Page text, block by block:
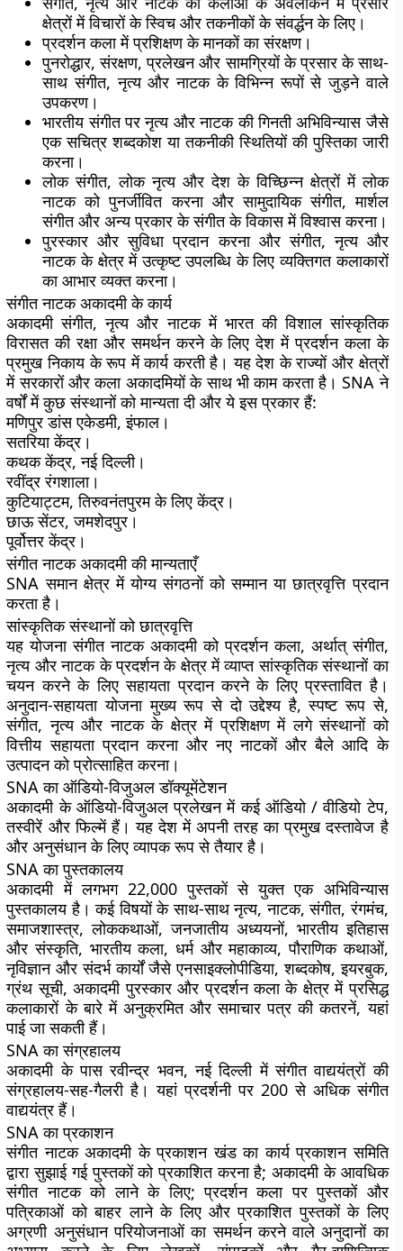
क्षेत्रों में विचारों के स्विच और तकनीकों के संवर्द्धन के लिए।
प्रदर्शन कला में प्रशिक्षण के मानकों का संरक्षण।
पुनरोद्धार, संरक्षण, प्रलेखन और सामग्रियों के प्रसार के साथ-
साथ संगीत, नृत्य और नाटक के विभिन्न रूपों से जुड़ने वाले
उपकरण।
भारतीय संगीत पर नृत्य और नाटक की गिनती अभिविन्यास जैसे
एक सचित्र शब्दकोश या तकनीकी स्थितियों की पुस्तिका जारी
करना।
लोक संगीत, लोक नृत्य और देश के विच्छिन्न क्षेत्रों में लोक
नाटक को पुनर्जीवित करना और सामुदायिक संगीत, मार्शल
संगीत और अन्य प्रकार के संगीत के विकास में विश्वास करना।
पुरस्कार और सुविधा प्रदान करना और संगीत, नृत्य और
नाटक के क्षेत्र में उत्कृष्ट उपलब्धि के लिए व्यक्तिगत कलाकारों
का आभार व्यक्त करना।
संगीत नाटक अकादमी के कार्य
अकादमी संगीत, नृत्य और नाटक में भारत की विशाल सांस्कृतिक
विरासत की रक्षा और समर्थन करने के लिए देश में प्रदर्शन कला के
प्रमुख निकाय के रूप में कार्य करती है। यह देश के राज्यों और क्षेत्रों
में सरकारों और कला अकादमियों के साथ भी काम करता है। SNA ने
वर्षों में कुछ संस्थानों को मान्यता दी और ये इस प्रकार हैं:
मणिपुर डांस एकेडमी, इंफाल।
सतरिया केंद्र।
कथक केंद्र, नई दिल्ली।
रवींद्र रंगशाला।
कुटियाट्टम, तिरुवनंतपुरम के लिए केंद्र।
छाऊ सेंटर, जमशेदपुर।
पूर्वोत्तर केंद्र।
संगीत नाटक अकादमी की मान्यताएँ
SNA समान क्षेत्र में योग्य संगठनों को सम्मान या छात्रवृत्ति प्रदान
करता है।
सांस्कृतिक संस्थानों को छात्रवृत्ति
यह योजना संगीत नाटक अकादमी को प्रदर्शन कला, अर्थात् संगीत,
नृत्य और नाटक के प्रदर्शन के क्षेत्र में व्याप्त सांस्कृतिक संस्थानों का
चयन करने के लिए सहायता प्रदान करने के लिए प्रस्तावित है।
अनुदान-सहायता योजना मुख्य रूप से दो उद्देश्य है, स्पष्ट रूप से,
संगीत, नृत्य और नाटक के क्षेत्र में प्रशिक्षण में लगे संस्थानों को
वित्तीय सहायता प्रदान करना और नए नाटकों और बैले आदि के
उत्पादन को प्रोत्साहित करना।
SNA का ऑडियो-विजुअल डॉक्यूमेंटेशन
अकादमी के ऑडियो-विजुअल प्रलेखन में कई ऑडियो / वीडियो टेप,
तस्वीरें और फिल्में हैं। यह देश में अपनी तरह का प्रमुख दस्तावेज है
और अनुसंधान के लिए व्यापक रूप से तैयार है।
SNA का पुस्तकालय
अकादमी में लगभग 22,000 पुस्तकों से युक्त एक अभिविन्यास
पुस्तकालय है। कई विषयों के साथ-साथ नृत्य, नाटक, संगीत, रंगमंच,
समाजशास्त्र, लोककथाओं, जनजातीय अध्ययनों, भारतीय इतिहास
और संस्कृति, भारतीय कला, धर्म और महाकाव्य, पौराणिक कथाओं,
नृविज्ञान और संदर्भ कार्यों जैसे एनसाइक्लोपीडिया, शब्दकोष, इयरबुक,
ग्रंथ सूची, अकादमी पुरस्कार और प्रदर्शन कला के क्षेत्र में प्रसिद्ध
कलाकारों के बारे में अनुक्रमित और समाचार पत्र की कतरनें, यहां
पाई जा सकती हैं।
SNA का संग्रहालय
अकादमी के पास रवीन्द्र भवन, नई दिल्ली में संगीत वाद्ययंत्रों की
संग्रहालय-सह-गैलरी है। यहां प्रदर्शनी पर 200 से अधिक संगीत
वाद्ययंत्र हैं।
SNA का प्रकाशन
संगीत नाटक अकादमी के प्रकाशन खंड का कार्य प्रकाशन समिति
द्वारा सुझाई गई पुस्तकों को प्रकाशित करना है; अकादमी के आवधिक
संगीत नाटक को लाने के लिए; प्रदर्शन कला पर पुस्तकों और
पत्रिकाओं को बाहर लाने के लिए और प्रकाशित पुस्तकों के लिए
अग्रणी अनुसंधान परियोजनाओं का समर्थन करने वाले अनुदानों का